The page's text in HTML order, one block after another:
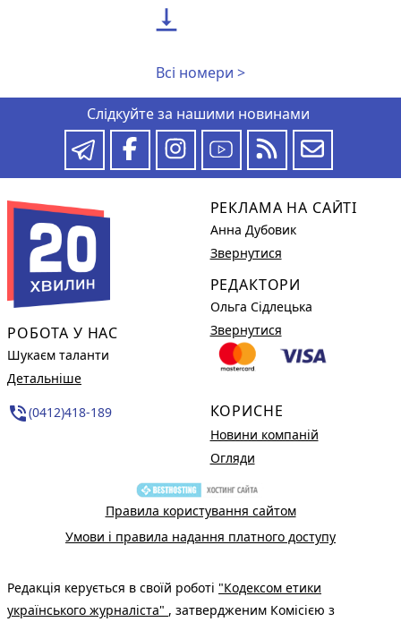

Всі номери >
Слідкуйте за нашими новинами
РОБОТА У НАС
Шукаєм таланти
Детальніше
phone_in_talk(0412)418-189
РЕКЛАМА НА САЙТІ
Анна Дубовик
Звернутися
РЕДАКТОРИ
Ольга Сідлецька
Звернутися
КОРИСНЕ
Новини компаній
Огляди
Правила користування сайтом
Умови і правила надання платного доступу
Редакція керується в своїй роботі "Кодексом етики
українського журналіста" , затвердженим Комісією з